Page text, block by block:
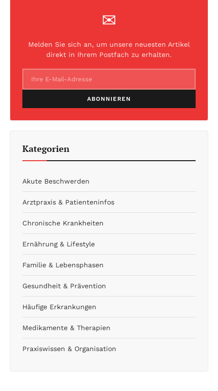
✉
Melden Sie sich an, um unsere neuesten Artikel
direkt in Ihrem Postfach zu erhalten.
ABONNIEREN
Kategorien
Akute Beschwerden
Arztpraxis & Patienteninfos
Chronische Krankheiten
Ernährung & Lifestyle
Familie & Lebensphasen
Gesundheit & Prävention
Häufige Erkrankungen
Medikamente & Therapien
Praxiswissen & Organisation